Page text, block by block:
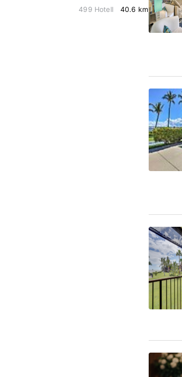
499 Hotell 40.6 km